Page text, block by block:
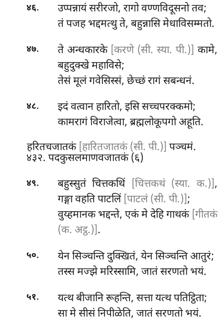
४६. उप्पन्नायंसरीरजो, रागो वण्णविदूसनो तव;
तं पजह भद्दमत्थु ते, बहुन्नासि मेधाविसम्मतो.
४७. ते अन्धकारके [करणे (सी. स्या. पी.)] कामे,
बहुदुक्खे महाविसे;
तेसं मूलं गवेसिस्सं, छेच्छं रागं सबन्धनं.
४८. इदंवत्वान हारितो, इसि सच्चपरक्कमो;
कामरागं विराजेत्वा, ब्रह्मलोकूपगो अहूति.
हरितचजातकं [हारितजातकं (सी. पी.)] पञ्चमं.
४३२. पदकुसलमाणवजातकं (६)
४९. बहुस्सुतं चित्तकथिं [चित्तकथं (स्या. क.)],
गङ्गा वहति पाटलिं [पाटलं (सी. पी.)];
वुय्हमानकभद्दन्ते, एकं मे देहि गाथकं [गीतकं
(क. अट्ठ.)].
५०.
येन सिञ्चन्ति दुक्खितं, येन सिञ्चन्ति आतुरं;
तस्स मज्झे मरिस्सामि, जातं सरणतो भयं.
५१.
यत्थ बीजानि रूहन्ति, सत्ता यत्थ पतिट्ठिता;
सा मे सीसं निपीळेति, जातं सरणतो भयं.